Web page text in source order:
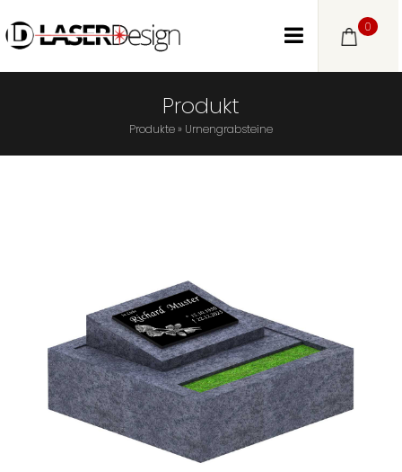
0
Produkt
Produkte» Urnengrabsteine